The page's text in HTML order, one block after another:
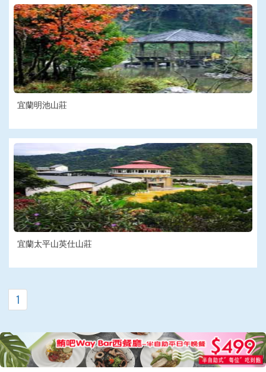
宜蘭明池山莊
宜蘭太平山英仕山莊
1